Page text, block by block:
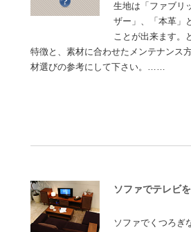
生地は「ファブリ
ザー」、「本革」
ことが出来ます。
特徴と、素材に合わせたメンテナンス
材選びの参考にして下さい。……
ソファでテレビ
ソファでくつろぎ